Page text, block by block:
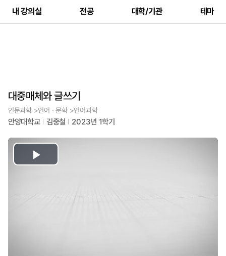
내 강의실 전공 대학/기관 테마
대중매체와 글쓰기
인문과학 >언어ㆍ문학 >언어과학
안양대학교 김중철 2023년 1학기
Play